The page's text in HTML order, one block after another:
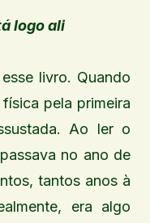
logo ali
livro. Quando
pela primeira
Ao ler o
no ano de
tantos anos à
era algo